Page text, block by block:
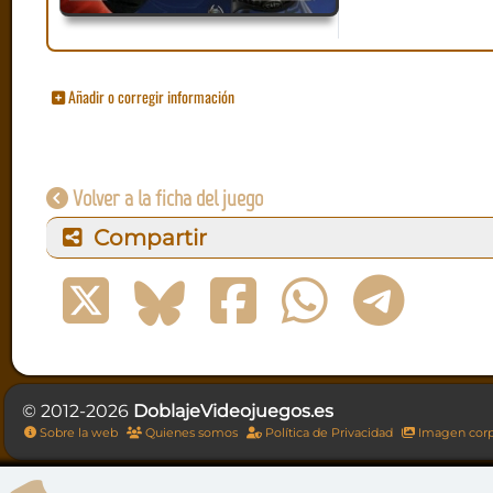
Añadir o corregir información
Volver a la ficha del juego
Compartir
© 2012-2026 DoblajeVideojuegos.es
Sobre la web Quienes somos Política de Privacidad Imagen